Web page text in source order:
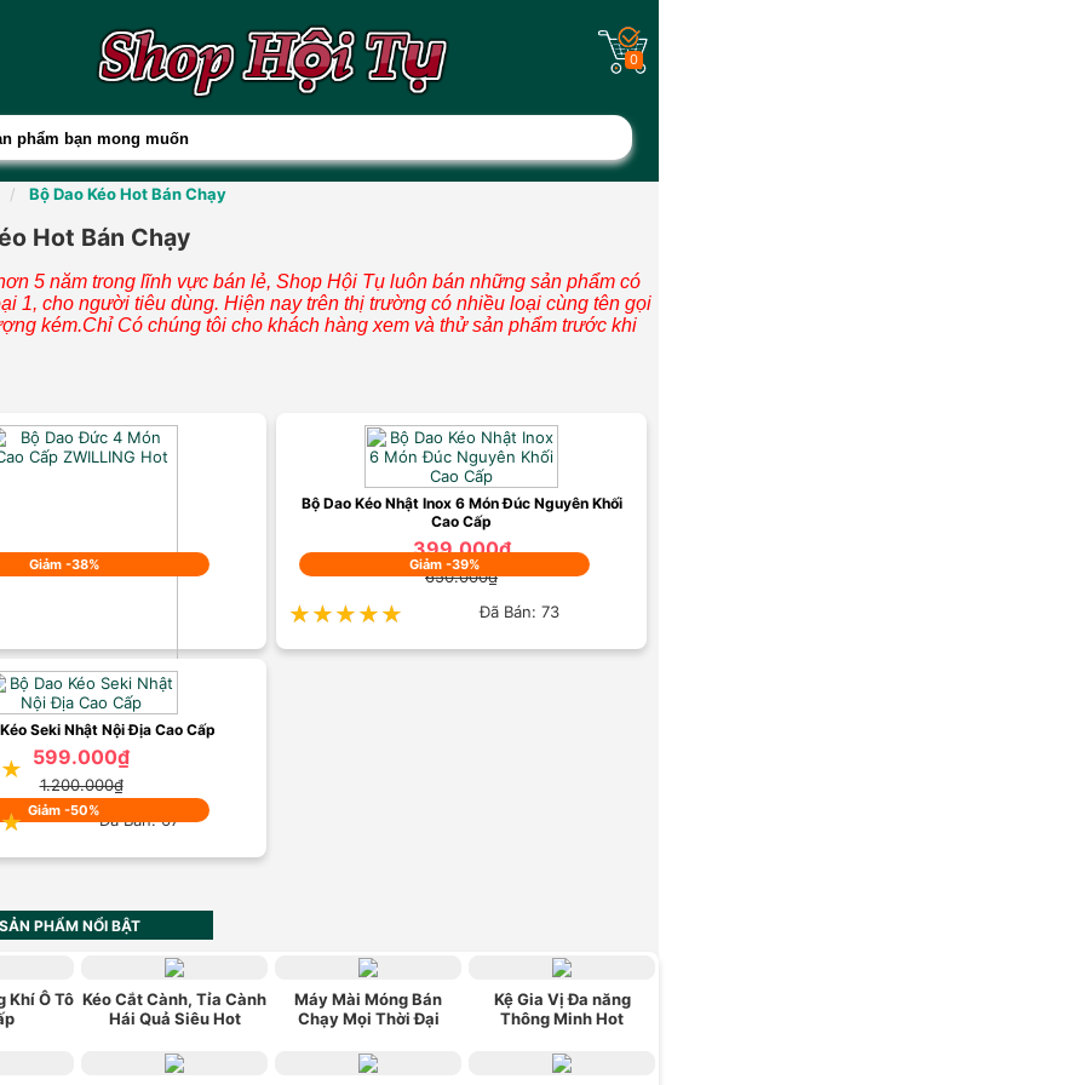
0
Bộ Dao Kéo Hot Bán Chạy
Hot Bán Chạy
5 năm trong lĩnh vực bán lẻ, Shop Hội Tụ luôn bán những sản phẩm có
1, cho người tiêu dùng. Hiện nay trên thị trường có nhiều loại cùng tên gọi
kém.Chỉ Có chúng tôi cho khách hàng xem và thử sản phẩm trước khi
Giảm -38%
4 Món Cao Cấp ZWILLING Hot
1.250.000₫
2.000.000₫
Đã Bán: 36
Giảm -39%
Bộ Dao Kéo Nhật Inox 6 Món Đúc Nguyên Khối
Cao Cấp
399.000₫
650.000₫
★★★★★
★★★★★ Đã Bán: 73
Giảm -50%
Seki Nhật Nội Địa Cao Cấp
599.000₫
1.200.000₫
Đã Bán: 67
SẢN PHẨM NỔI BẬT
Khí Ô Tô Kéo Cắt Cành, Tỉa Cành
Hái Quả Siêu Hot
Máy Mài Móng Bán
Chạy Mọi Thời Đại
Kệ Gia Vị Đa năng
Thông Minh Hot